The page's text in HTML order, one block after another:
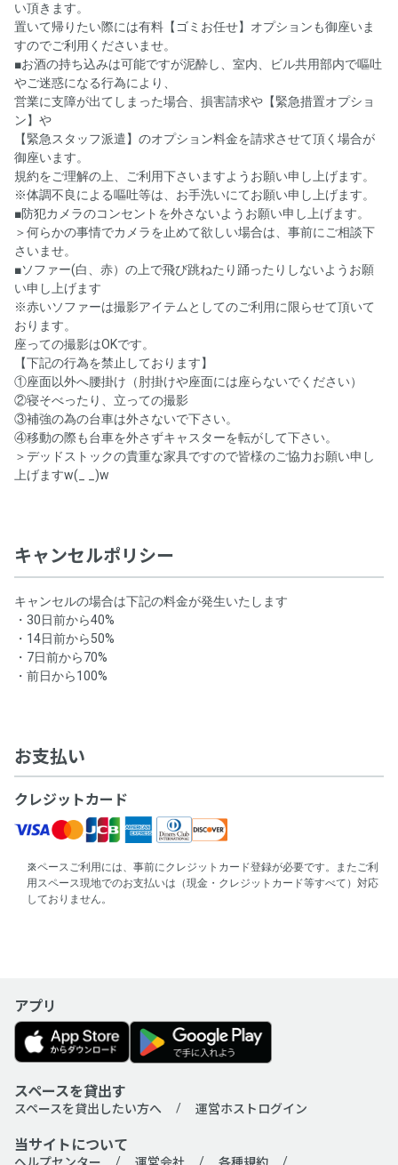
い頂きます。
置いて帰りたい際には有料【ゴミお任せ】オプションも御座いま
すのでご利用くださいませ。
■お酒の持ち込みは可能ですが泥酔し、室内、ビル共用部内で嘔吐
やご迷惑になる行為により、
営業に支障が出てしまった場合、損害請求や【緊急措置オプショ
ン】や
【緊急スタッフ派遣】のオプション料金を請求させて頂く場合が
御座います。
規約をご理解の上、ご利用下さいますようお願い申し上げます。
※体調不良による嘔吐等は、お手洗いにてお願い申し上げます。
■防犯カメラのコンセントを外さないようお願い申し上げます。
＞何らかの事情でカメラを止めて欲しい場合は、事前にご相談下
さいませ。
■ソファー(白、赤）の上で飛び跳ねたり踊ったりしないようお願
い申し上げます
※赤いソファーは撮影アイテムとしてのご利用に限らせて頂いて
おります。
座っての撮影はOKです。
【下記の行為を禁止しております】
①座面以外へ腰掛け（肘掛けや座面には座らないでください）
②寝そべったり、立っての撮影
③補強の為の台車は外さないで下さい。
④移動の際も台車を外さずキャスターを転がして下さい。
＞デッドストックの貴重な家具ですので皆様のご協力お願い申し
上げますw(_ _)w
キャンセルポリシー
キャンセルの場合は下記の料金が発生いたします
・30日前から40%
・14日前から50%
・7日前から70%
・前日から100%
お支払い
クレジットカード
スペースご利用には、事前にクレジットカード登録が必要です。またご利
用スペース現地でのお支払いは（現金・クレジットカード等すべて）対応
しておりません。
アプリ
スペースを貸出す
スペースを貸出したい方へ 運営ホストログイン
当サイトについて